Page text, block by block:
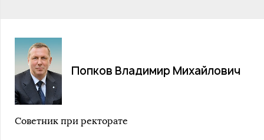
Попков Владимир Михайлович
Советник при ректорате